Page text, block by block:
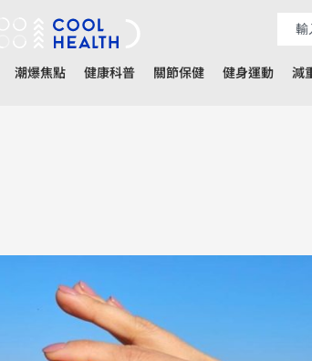
潮爆焦點 健康科普 關節保健 健身運動 減